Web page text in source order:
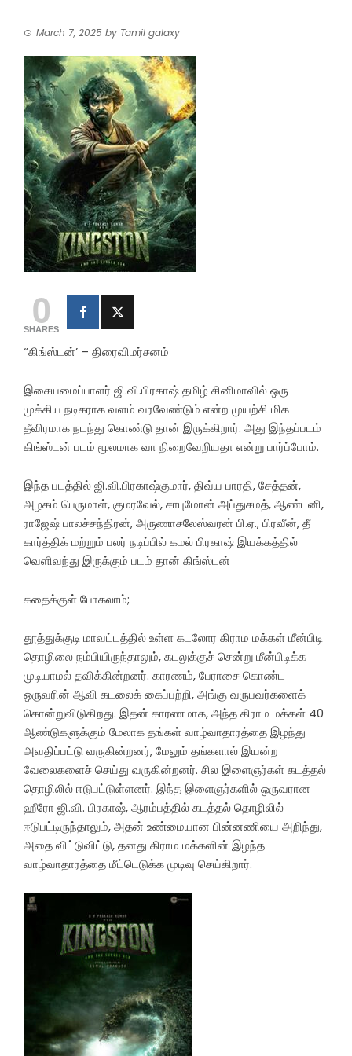
March 7, 2025 by Tamil galaxy
0
SHARES
“கிங்ஸ்டன்’ – திரைவிமர்சனம்
இசையமைப்பாளர் ஜி.வி.பிரகாஷ் தமிழ் சினிமாவில் ஒரு
முக்கிய நடிகராக வளம் வரவேண்டும் என்ற முயற்சி மிக
தீவிரமாக நடந்து கொண்டு தான் இருக்கிறார். அது இந்தப்படம்
கிங்ஸ்டன் படம் மூலமாக வா நிறைவேறியதா என்று பார்ப்போம்.
இந்த படத்தில் ஜி.வி.பிரகாஷ்குமார், திவ்ய பாரதி, சேத்தன்,
அழகம் பெருமாள், குமரவேல், சாபுமோன் அப்துசமத், ஆண்டனி,
ராஜேஷ் பாலச்சந்திரன், அருணாசலேஸ்வரன் பி.ஏ., பிரவீன், தீ
கார்த்திக் மற்றும் பலர் நடிப்பில் கமல் பிரகாஷ் இயக்கத்தில்
வெளிவந்து இருக்கும் படம் தான் கிங்ஸ்டன்
கதைக்குள் போகலாம்;
தூத்துக்குடி மாவட்டத்தில் உள்ள கடலோர கிராம மக்கள் மீன்பிடி
தொழிலை நம்பியிருந்தாலும், கடலுக்குச் சென்று மீன்பிடிக்க
முடியாமல் தவிக்கின்றனர். காரணம், பேராசை கொண்ட
ஒருவரின் ஆவி கடலைக் கைப்பற்றி, அங்கு வருபவர்களைக்
கொன்றுவிடுகிறது. இதன் காரணமாக, அந்த கிராம மக்கள் 40
ஆண்டுகளுக்கும் மேலாக தங்கள் வாழ்வாதாரத்தை இழந்து
அவதிப்பட்டு வருகின்றனர், மேலும் தங்களால் இயன்ற
வேலைகளைச் செய்து வருகின்றனர். சில இளைஞர்கள் கடத்தல்
தொழிலில் ஈடுபட்டுள்ளனர். இந்த இளைஞர்களில் ஒருவரான
ஹீரோ ஜி.வி. பிரகாஷ், ஆரம்பத்தில் கடத்தல் தொழிலில்
ஈடுபட்டிருந்தாலும், அதன் உண்மையான பின்னணியை அறிந்து,
அதை விட்டுவிட்டு, தனது கிராம மக்களின் இழந்த
வாழ்வாதாரத்தை மீட்டெடுக்க முடிவு செய்கிறார்.